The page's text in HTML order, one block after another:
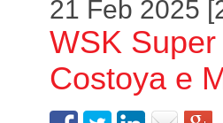
21 Feb 2025
WSK
Costoya e